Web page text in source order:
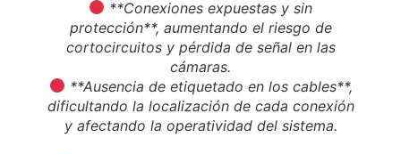
**Conexiones expuestas y sin
protección**, aumentando el riesgo de
cortocircuitos y pérdida de señal en las
cámaras.
**Ausencia de etiquetado en los cables**,
dificultando la localización de cada conexión
y afectando la operatividad del sistema.